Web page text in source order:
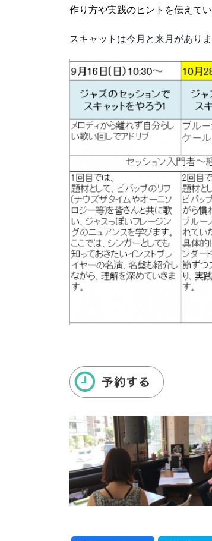
作り方や実践のヒントを伝えてい
スキャットは今月と来月があり